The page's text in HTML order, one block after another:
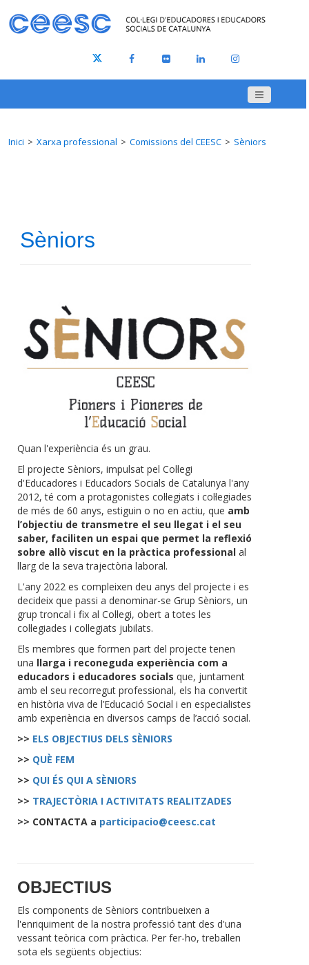
Inici Xarxa professional Comissions del CEESC Sèniors
Sèniors
Quan l'experiència és un grau.
El projecte Sèniors, impulsat pel Col·legi
d'Educadores i Educadors Socials de Catalunya l'any
2012, té com a protagonistes col·legiats i col·legiades
de més de 60 anys, estiguin o no en actiu, que amb
l’objectiu de transmetre el seu llegat i el seu
saber, faciliten un espai que permet la reflexió
sobre allò viscut en la pràctica professional al
llarg de la seva trajectòria laboral.
L'any 2022 es compleixen deu anys del projecte i es
decideix que passi a denominar-se Grup Sèniors, un
grup troncal i fix al Col·legi, obert a totes les
col·legiades i col·legiats jubilats.
Els membres que formen part del projecte tenen
una llarga i reconeguda experiència com a
educadors i educadores socials que, juntament
amb el seu recorregut professional, els ha convertit
en història viva de l’Educació Social i en especialistes
amb experiència en diversos camps de l’acció social.
>> ELS OBJECTIUS DELS SÈNIORS
>> QUÈ FEM
>> QUI ÉS QUI A SÈNIORS
>> TRAJECTÒRIA I ACTIVITATS REALITZADES
>> CONTACTA a participacio@ceesc.cat
OBJECTIUS
Els components de Sèniors contribueixen a
l'enriquiment de la nostra professió tant des d'una
vessant teòrica com pràctica. Per fer-ho, treballen
sota els següents objectius: